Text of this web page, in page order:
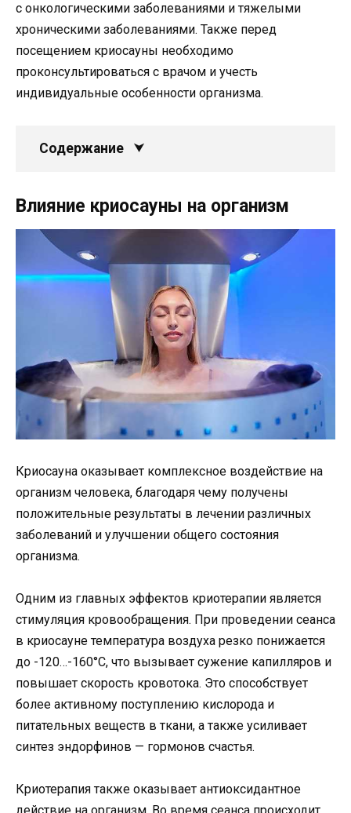
с онкологическими заболеваниями и тяжелыми
хроническими заболеваниями. Также перед
посещением криосауны необходимо
проконсультироваться с врачом и учесть
индивидуальные особенности организма.
Содержание
Влияние криосауны на организм
Криосауна оказывает комплексное воздействие на
организм человека, благодаря чему получены
положительные результаты в лечении различных
заболеваний и улучшении общего состояния
организма.
Одним из главных эффектов криотерапии является
стимуляция кровообращения. При проведении сеанса
в криосауне температура воздуха резко понижается
до -120…-160°C, что вызывает сужение капилляров и
повышает скорость кровотока. Это способствует
более активному поступлению кислорода и
питательных веществ в ткани, а также усиливает
синтез эндорфинов — гормонов счастья.
Криотерапия также оказывает антиоксидантное